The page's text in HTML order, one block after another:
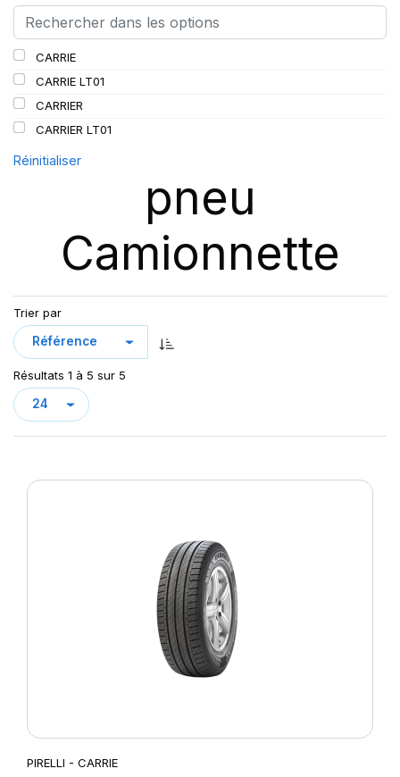
CARRIE
CARRIE LT01
CARRIER
CARRIER LT01
Réinitialiser
pneu
Camionnette
Trier par
Résultats 1 à 5 sur 5
PIRELLI - CARRIE